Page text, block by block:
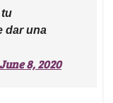
tu
dar una
June 8, 2020